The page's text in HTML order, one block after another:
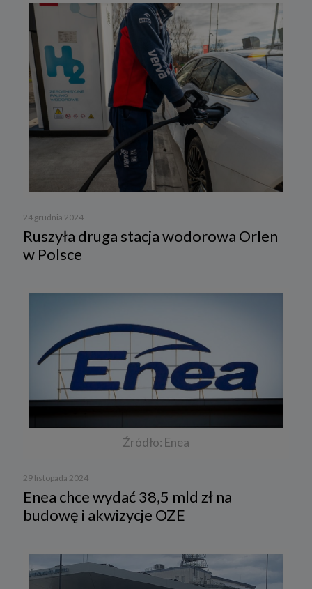
24 grudnia 2024
Ruszyła druga stacja wodorowa Orlen
w Polsce
Źródło: Enea
29 listopada 2024
Enea chce wydać 38,5 mld zł na
budowę i akwizycje OZE